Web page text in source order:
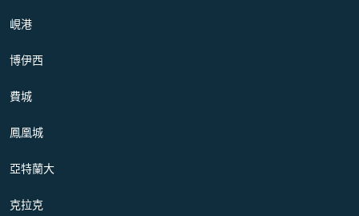
峴港
博伊西
費城
鳳凰城
亞特蘭大
克拉克